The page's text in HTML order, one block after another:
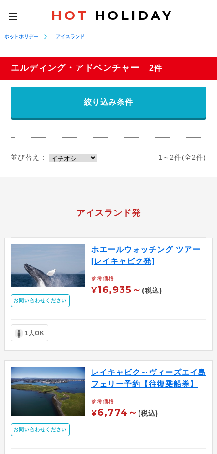
toggle
navigation
HOT HOLIDAY
ホットホリデー アイスランド
エルディング・アドベンチャー 2件
絞り込み条件
並び替え： 1～2件(全2件)
アイスランド発
お問い合わせください
ホエールウォッチング ツアー
[レイキャビク発]
参考価格
¥16,935～ (税込)
1人OK
お問い合わせください
レイキャビク～ヴィーズエイ島
フェリー予約【往復乗船券】
参考価格
¥6,774～ (税込)